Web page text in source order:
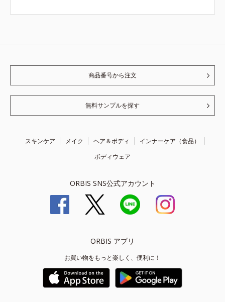
商品番号から注文
無料サンプルを探す
スキンケア メイク ヘア＆ボディ
インナーケア（食品）
ボディウェア
ORBIS SNS公式アカウント
ORBIS アプリ
お買い物をもっと楽しく、便利に！